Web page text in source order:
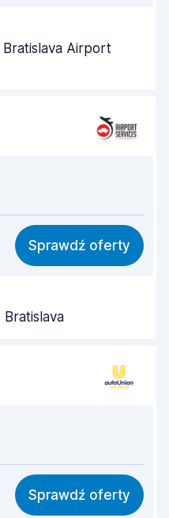
9,6
Bratislava Airport
9,3
9,6
9,6
Sprawdź oferty
Bratislava
9,2
8,7
Sprawdź oferty